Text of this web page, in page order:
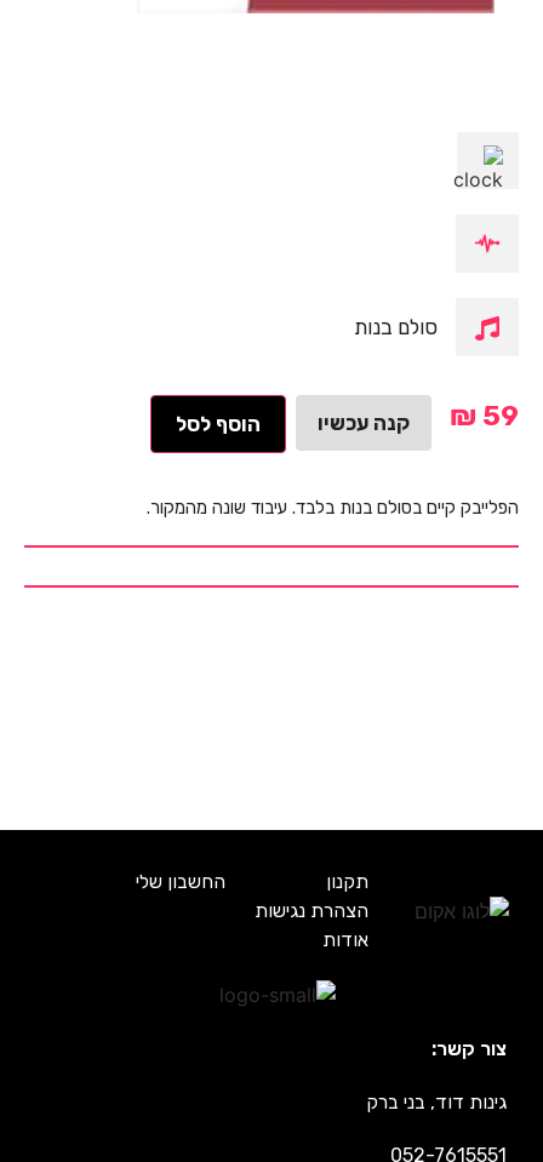
סולם בנות
₪ 59 קנה עכשיו הוסף לסל
הפלייבק קיים בסולם בנות בלבד. עיבוד שונה מהמקור.
תקנון
החשבון שלי
הצהרת נגישות
אודות
צור קשר:
גינות דוד, בני ברק
052-7615551